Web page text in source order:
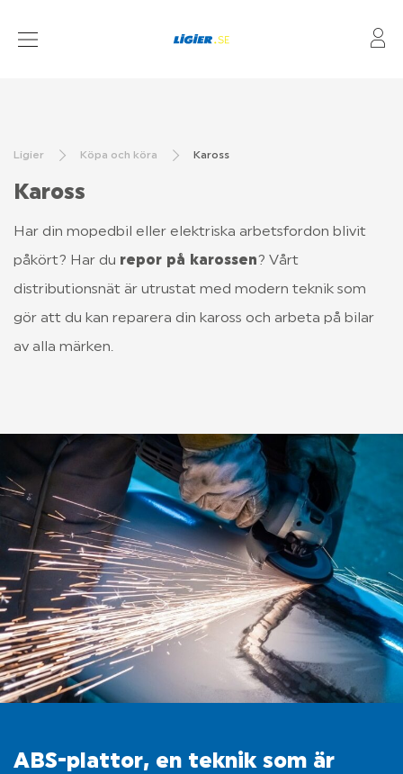
KÖPA OCH KÖRA
FÖRSÄKRING
ÅTERFÖRSÄLJARE
KAMPANJER
OM LIGIER
KONTAKTA OSS
Ligier Köpa och köra Kaross
Kaross
Har din mopedbil eller elektriska arbetsfordon blivit
påkört? Har du repor på karossen? Vårt
distributionsnät är utrustat med modern teknik som
gör att du kan reparera din kaross och arbeta på bilar
av alla märken.
ABS-plattor, en teknik som är